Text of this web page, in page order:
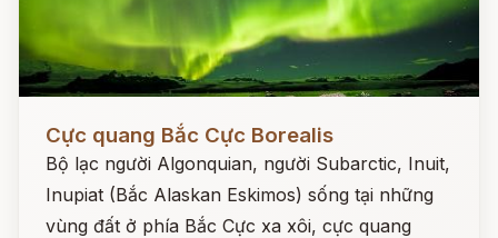
Cực quang Bắc Cực Borealis
Bộ lạc người Algonquian, người Subarctic, Inuit,
Inupiat (Bắc Alaskan Eskimos) sống tại những
vùng đất ở phía Bắc Cực xa xôi, cực quang